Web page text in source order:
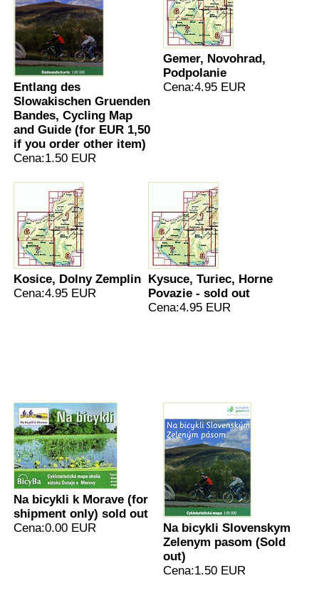
Entlang des
Slowakischen Gruenden
Bandes, Cycling Map
and Guide (for EUR 1,50
if you order other item)
Cena:1.50 EUR
Gemer, Novohrad,
Podpolanie
Cena:4.95 EUR
Kosice, Dolny Zemplin
Cena:4.95 EUR
Kysuce, Turiec, Horne
Povazie - sold out
Cena:4.95 EUR
Na bicykli k Morave (for
shipment only) sold out
Cena:0.00 EUR
Na bicykli Slovenskym
Zelenym pasom (Sold
out)
Cena:1.50 EUR